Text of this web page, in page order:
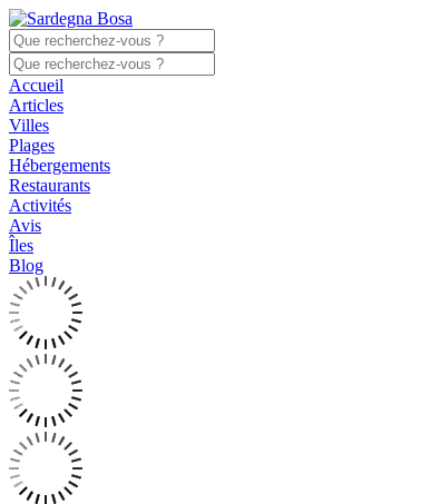
Accueil
Articles
Villes
Plages
Hébergements
Restaurants
Activités
Avis
Îles
Blog